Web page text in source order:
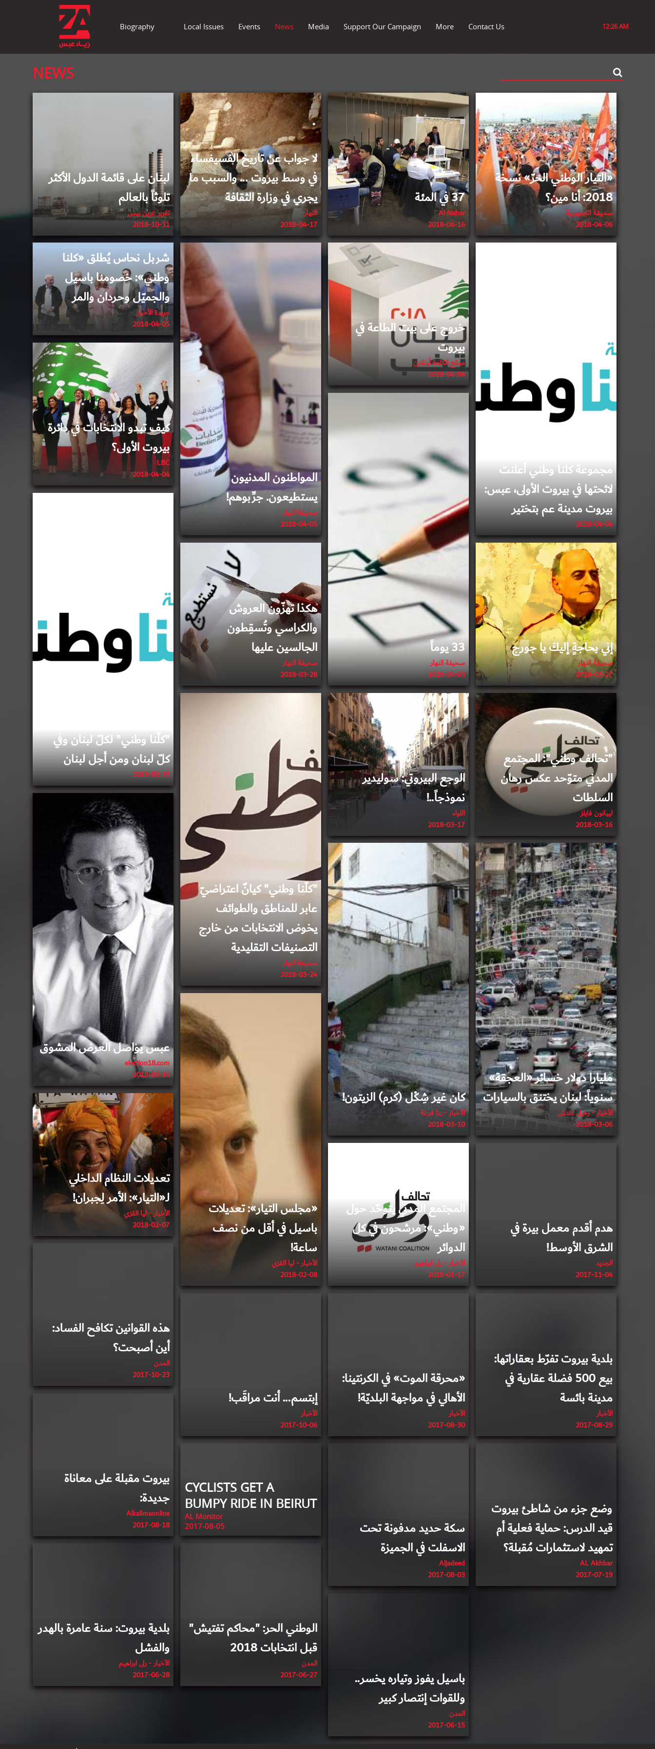
Biography Local Issues Events News Media Support Our Campaign More Contact Us 12:26 AM
NEWS
لبنان على قائمة الدول الأكثر
تلوثاً بالعالم
تقرير غرين بيس
2018-10-31
2018-11-07
لا جواب عن تاريخ الفسيفساء
في وسط بيروت ... والسبب ما
يجري في وزارة الثقافة
النهار
2018-04-17
2018-04-17
37 في المئة
Al Nahar
2018-04-16
2018-04-16
«التيار الوطني الحرّ» نسخة
2018: أنا مين؟
صحيفة الجمهورية
2018-04-06
2018-04-06
شربل نحاس يُطلق «كلنا
وطني»: خصومنا باسيل
والجميّل وحردان والمر
جريدة الأخبار
2018-04-05
2018-04-04
المواطنون المدنيون
يستطيعون. جرِّبوهم!
صحيفة النهار
2018-04-05
2018-04-05
خروج على بيت الطاعة في
بيروت
موقع الكلمة أونلاين
2018-04-04
2018-04-04
مجموعة كلنا وطني أعلنت
لائحتها في بيروت الأولى، عبس:
بيروت مدينة عم بتختير
2018-04-04
2018-04-03
كيف تبدو الانتخابات في دائرة
بيروت الأولى؟
LBC
2018-04-04
2018-04-04
33 يوماً
صحيفة النهار
2018-04-03
2018-04-02
"كلّنا وطني" لكلّ لبنان وفي
كلّ لبنان ومن أجل لبنان
2018-03-29
2018-03-29
هكذا تهزّون العروش
والكراسي وتُسقِطون
الجالسين عليها
صحيفة النهار
2018-03-28
2018-03-27
إني بحاجةٍ إليكَ يا جورج
صحيفة النهار
2018-03-27
2018-03-26
"كلّنا وطني" كيانٌ اعتراضيّ
عابر للمناطق والطوائف
يخوض الانتخابات من خارج
التصنيفات التقليدية
صحيفة النهار
2018-03-24
2018-03-24
الوجع البيروتي: سوليدير
نموذجاً..!
اللواء
2018-03-17
2018-03-17
"تحالف وطني": المجتمع
المدني متوّحد عكس رهان
السلطات
ليبانون فايلز
2018-03-16
2018-03-16
عبس يواصل العرض المشوق
election18.com
2018-03-16
2018-03-15
كان غير شِكْل (كرم) الزيتون!
الأخبار - رنا قرعة
2018-03-10
2018-03-10
مليارا دولار خسائر «العجقة»
سنوياً: لبنان يختنق بالسيارات
الأخبار - رحيل دندش
2018-03-06
2018-03-08
«مجلس التيار»: تعديلات
باسيل في أقل من نصف
ساعة!
الأخبار - ليا القزي
2018-02-08
2018-02-12
تعديلات النظام الداخلي
لـ«التيار»: الأمر لِجبران!
الأخبار - ليا القزي
2018-02-07
2018-02-12
المجتمع المدني يتوحّد حول
«وطني»: مرشحون في كل
الدوائر
الأخبار - رلى ابراهيم
2018-01-17
2018-01-17
هدم أقدم معمل بيرة في
الشرق الأوسط!
الجديد
2017-11-04
2017-11-04
هذه القوانين تكافح الفساد:
أين أصبحت؟
المدن
2017-10-23
2017-10-25
إبتسم... أنت مراقَب!
الأخبار
2017-10-06
2017-10-06
«محرقة الموت» في الكرنتينا:
الأهالي في مواجهة البلديّة!
الأخبار
2017-08-30
2017-08-30
بلدية بيروت تفرّط بعقاراتها:
بيع 500 فضلة عقارية في
مدينة بائسة
الأخبار
2017-08-29
2017-08-29
بيروت مقبلة على معاناة
جديدة:
Alkalimaonline
2017-08-18
2017-08-18
CYCLISTS GET A
BUMPY RIDE IN BEIRUT
AL Monitor
2017-08-05
2017-08-17
سكة حديد مدفونة تحت
الاسفلت في الجميزة
Aljadeed
2017-08-03
2017-08-18
وضع جزء من شاطئ بيروت
قيد الدرس: حماية فعلية أم
تمهيد لاستثمارات مُقبلة؟
AL Akhbar
2017-07-19
2017-08-18
بلدية بيروت: سنة عامرة بالهدر
والفشل
الأخبار - رلى ابراهيم
2017-06-28
2017-06-07
الوطني الحر: "محاكم تفتيش"
قبل انتخابات 2018
المدن
2017-06-27
2017-04-27
باسيل يفوز وتياره يخسر..
وللقوات إنتصار كبير
المدن
2017-06-15